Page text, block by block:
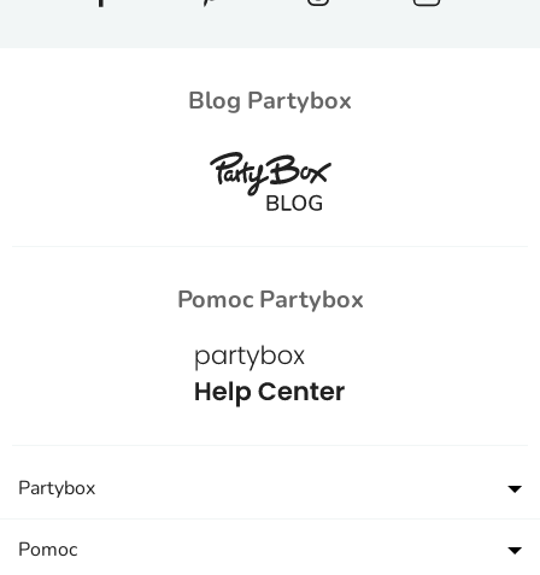
Blog Partybox
Pomoc Partybox
Partybox
Pomoc